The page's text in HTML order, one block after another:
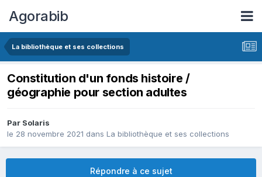
Agorabib
La bibliothèque et ses collections
Constitution d'un fonds histoire /
géographie pour section adultes
Par Solaris
le 28 novembre 2021 dans La bibliothèque et ses collections
Répondre à ce sujet